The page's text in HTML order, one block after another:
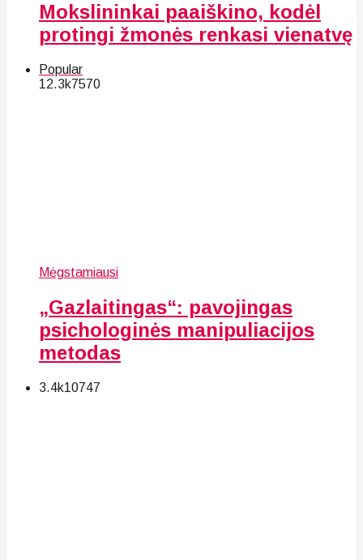
Mokslininkai paaiškino, kodėl
protingi žmonės renkasi vienatvę
Popular
12.3k7570
Mėgstamiausi
„Gazlaitingas“: pavojingas
psichologinės manipuliacijos
metodas
3.4k10747